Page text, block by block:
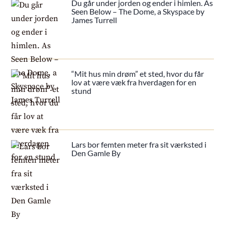
Du går under jorden og ender i himlen. As
Seen Below – The Dome, a Skyspace by
James Turrell
“Mit hus min drøm” et sted, hvor du får
lov at være væk fra hverdagen for en
stund
Lars bor femten meter fra sit værksted i
Den Gamle By